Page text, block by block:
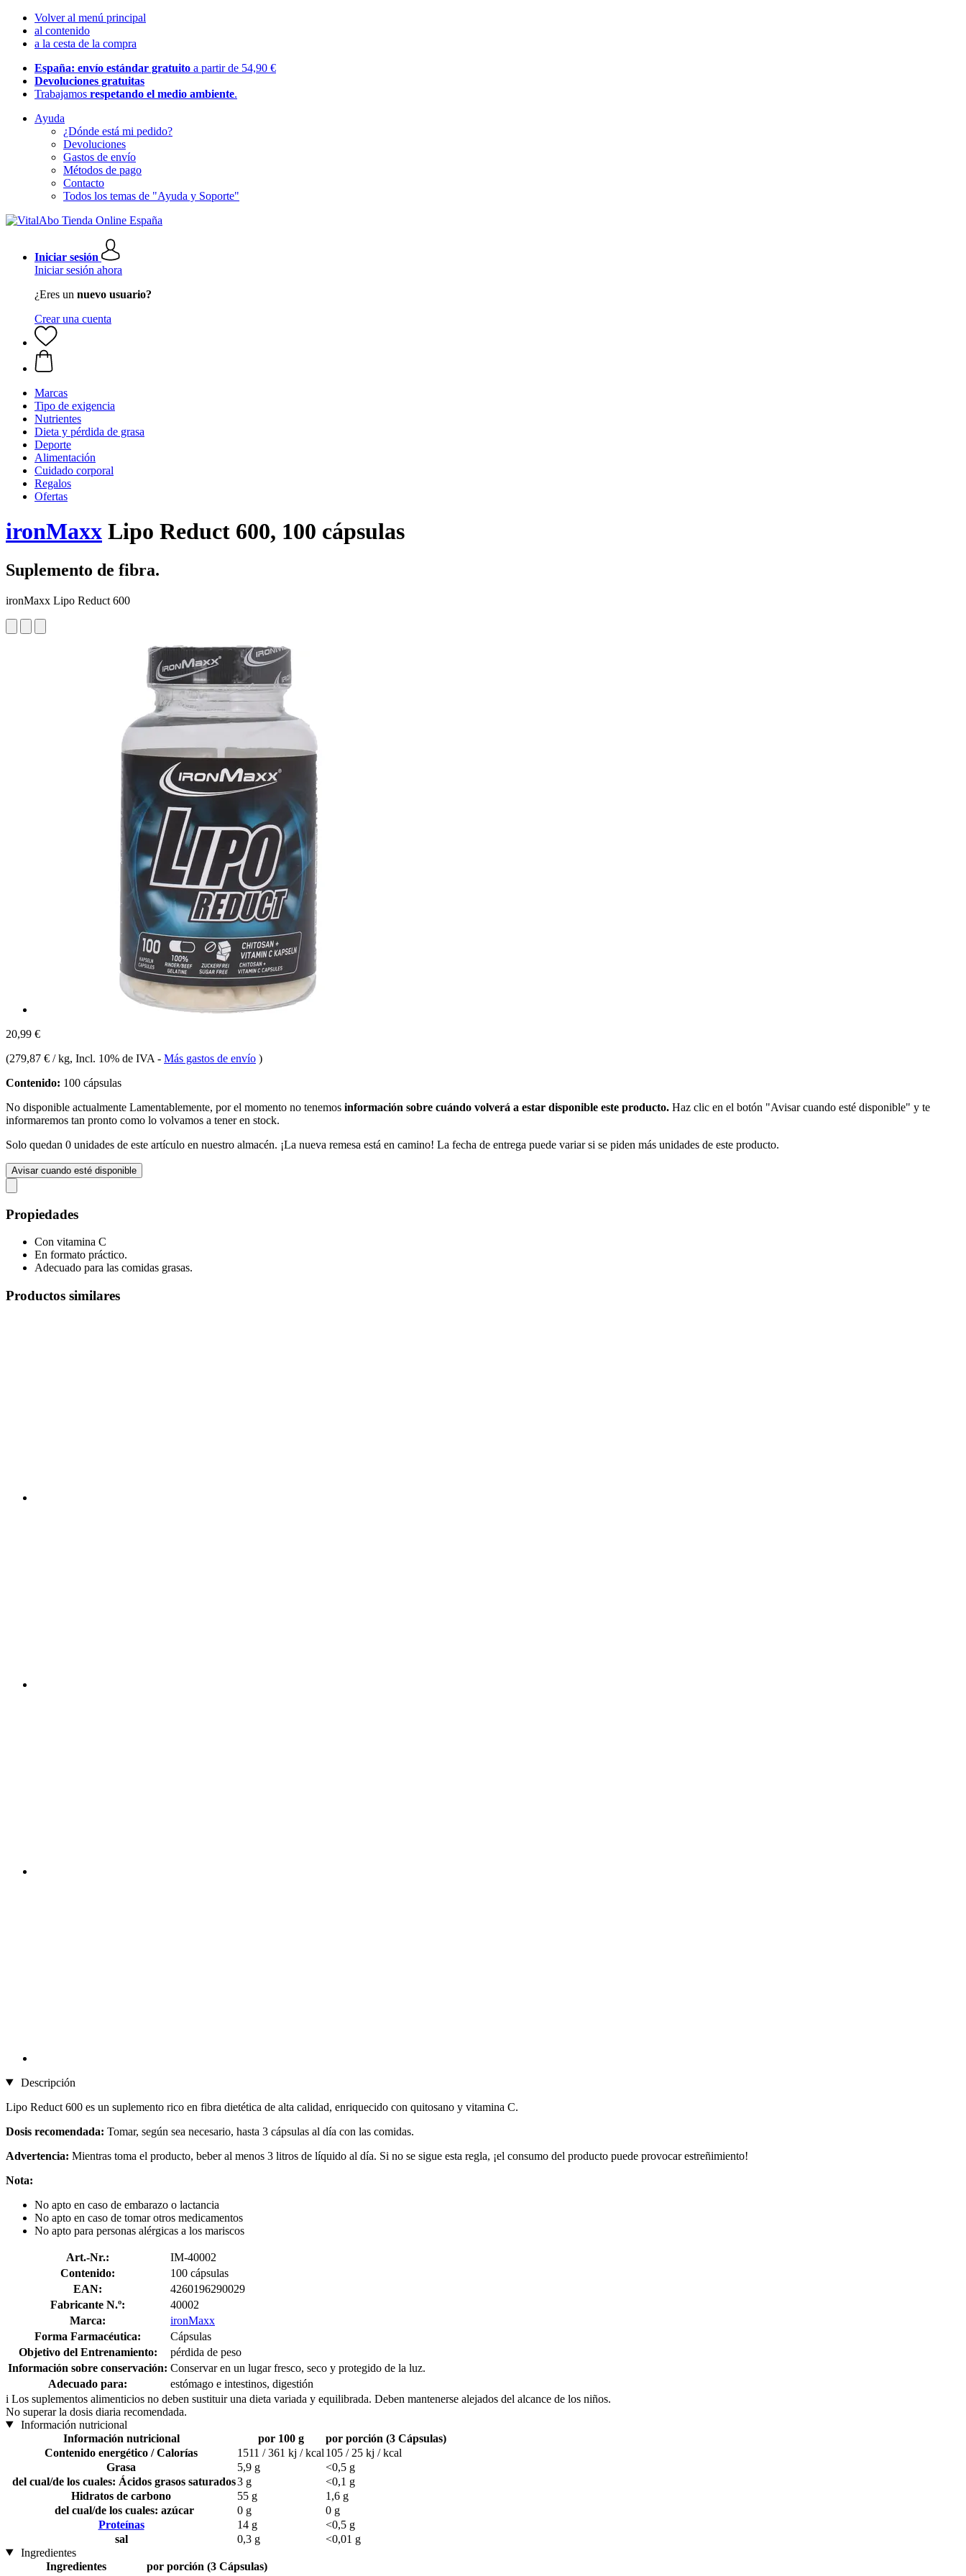
Volver al menú principal
al contenido
a la cesta de la compra
España: envío estándar gratuito a partir de 54,90 €
Devoluciones gratuitas
Trabajamos respetando el medio ambiente.
Ayuda
¿Dónde está mi pedido?
Devoluciones
Gastos de envío
Métodos de pago
Contacto
Todos los temas de "Ayuda y Soporte"
Iniciar sesión
Iniciar sesión ahora
¿Eres un nuevo usuario?
Crear una cuenta
Marcas
Tipo de exigencia
Nutrientes
Dieta y pérdida de grasa
Deporte
Alimentación
Cuidado corporal
Regalos
Ofertas
ironMaxx Lipo Reduct 600, 100 cápsulas
Suplemento de fibra.
ironMaxx Lipo Reduct 600
20,99 €
(279,87 € / kg, Incl. 10% de IVA - Más gastos de envío )
Contenido: 100 cápsulas
No disponible actualmente Lamentablemente, por el momento no tenemos información sobre cuándo volverá a estar disponible este producto. Haz clic en el botón "Avisar cuando esté disponible" y te
informaremos tan pronto como lo volvamos a tener en stock.
Solo quedan 0 unidades de este artículo en nuestro almacén. ¡La nueva remesa está en camino! La fecha de entrega puede variar si se piden más unidades de este producto.
Avisar cuando esté disponible
Propiedades
Con vitamina C
En formato práctico.
Adecuado para las comidas grasas.
Productos similares
Descripción
Lipo Reduct 600 es un suplemento rico en fibra dietética de alta calidad, enriquecido con quitosano y vitamina C.
Dosis recomendada: Tomar, según sea necesario, hasta 3 cápsulas al día con las comidas.
Advertencia: Mientras toma el producto, beber al menos 3 litros de líquido al día. Si no se sigue esta regla, ¡el consumo del producto puede provocar estreñimiento!
Nota:
No apto en caso de embarazo o lactancia
No apto en caso de tomar otros medicamentos
No apto para personas alérgicas a los mariscos
Art.-Nr.:
IM-40002
Contenido:
100 cápsulas
EAN:
4260196290029
Fabricante N.º:
40002
Marca:
ironMaxx
Forma Farmacéutica:
Cápsulas
Objetivo del Entrenamiento:
pérdida de peso
Información sobre conservación: Conservar en un lugar fresco, seco y protegido de la luz.
Adecuado para:
estómago e intestinos, digestión
i Los suplementos alimenticios no deben sustituir una dieta variada y equilibrada. Deben mantenerse alejados del alcance de los niños.
No superar la dosis diaria recomendada.
Información nutricional
Información nutricional
por 100 g
por porción (3 Cápsulas)
Contenido energético / Calorías
1511 / 361 kj / kcal 105 / 25 kj / kcal
Grasa
5,9 g
<0,5 g
del cual/de los cuales: Ácidos grasos saturados3 g
<0,1 g
Hidratos de carbono
55 g
1,6 g
del cual/de los cuales: azúcar
0 g
0 g
Proteínas
14 g
<0,5 g
sal
0,3 g
<0,01 g
Ingredientes
Ingredientes
por porción (3 Cápsulas)